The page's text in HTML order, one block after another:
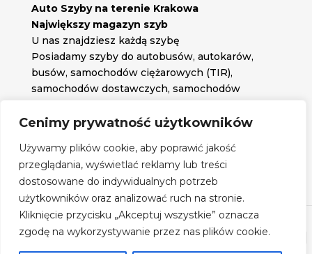
Cenimy prywatność użytkowników
Używamy plików cookie, aby poprawić jakość
przeglądania, wyświetlać reklamy lub treści
dostosowane do indywidualnych potrzeb
użytkowników oraz analizować ruch na stronie.
Kliknięcie przycisku „Akceptuj wszystkie” oznacza
zgodę na wykorzystywanie przez nas plików cookie.
Auto Szyby na terenie Krakowa
Największy magazyn szyb
U nas znajdziesz każdą szybę
Posiadamy szyby do autobusów, autokarów,
busów, samochodów ciężarowych (TIR),
samochodów dostawczych, samochodów
potrzebujesz.
Znajdź nas na: 
Obserwuj nas na:
Regulamin zakupów
Szyby Autobusowe- 2026| Realizacja: www.woh.group